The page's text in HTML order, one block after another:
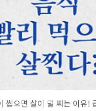
통증 - 허리 굽힘 제한: 허리를 90도
증: 오래 앉거나 걷기가 힘들고, 누